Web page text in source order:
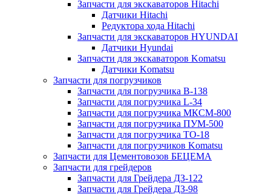
Запчасти для экскаваторов Hitachi
Датчики Hitachi
Редуктора хода Hitachi
Запчасти для экскаваторов HYUNDAI
Датчики Hyundai
Запчасти для экскаваторов Komatsu
Датчики Komatsu
Запчасти для погрузчиков
Запчасти для погрузчика B-138
Запчасти для погрузчика L-34
Запчасти для погрузчика МКСМ-800
Запчасти для погрузчика ПУМ-500
Запчасти для погрузчика ТО-18
Запчасти для погрузчиков Komatsu
Запчасти для Цементовозов БЕЦЕМА
Запчасти для грейдеров
Запчасти для Грейдера ДЗ-122
Запчасти для Грейдера ДЗ-98